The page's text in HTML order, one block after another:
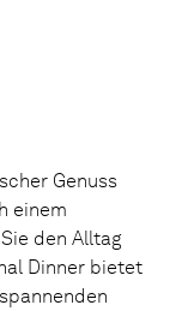
Genuss
einem
den Alltag
Dinner bietet